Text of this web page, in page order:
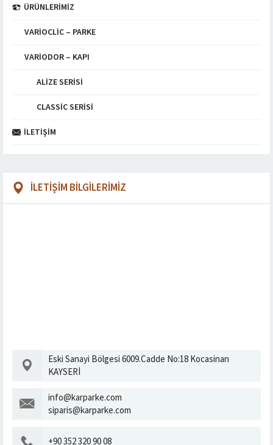
ÜRÜNLERIMIZ
VARIOCLIC – PARKE
VARIODOR – KAPI
ALIZE SERISI
CLASSIC SERISI
İLETIŞIM
İLETİŞİM BİLGİLERİMİZ
Eski Sanayi Bölgesi 6009.Cadde No:18 Kocasinan
KAYSERİ
info@karparke.com
siparis@karparke.com
+90 352 320 90 08